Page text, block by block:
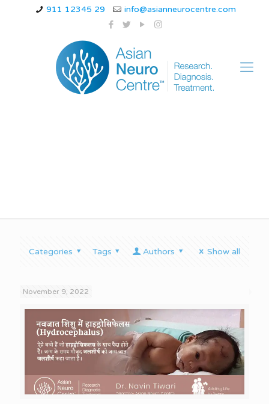
911 12345 29 info@asianneurocentre.com
Categories Tags Authors Show all
November 9, 2022